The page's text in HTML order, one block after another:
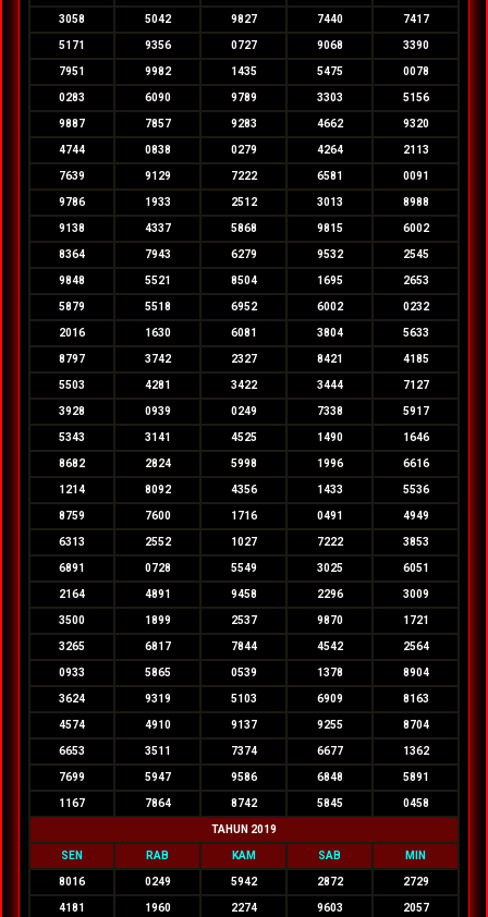
3058 5042 9827 7440 7417
5171 9356 0727 9068 3390
7951 9982 1435 5475 0078
0283 6090 9789 3303 5156
9887 7857 9283 4662 9320
4744 0838 0279 4264 2113
7639 9129 7222 6581 0091
9786 1933 2512 3013 8988
9138 4337 5868 9815 6002
8364 7943 6279 9532 2545
9848 5521 8504 1695 2653
5879 5518 6952 6002 0232
2016 1630 6081 3804 5633
8797 3742 2327 8421 4185
5503 4281 3422 3444 7127
3928 0939 0249 7338 5917
5343 3141 4525 1490 1646
8682 2824 5998 1996 6616
1214 8092 4356 1433 5536
8759 7600 1716 0491 4949
6313 2552 1027 7222 3853
6891 0728 5549 3025 6051
2164 4891 9458 2296 3009
3500 1899 2537 9870 1721
3265 6817 7844 4542 2564
0933 5865 0539 1378 8904
3624 9319 5103 6909 8163
4574 4910 9137 9255 8704
6653 3511 7374 6677 1362
7699 5947 9586 6848 5891
1167 7864 8742 5845 0458
TAHUN 2019
SEN RAB KAM SAB MIN
8016 0249 5942 2872 2729
4181 1960 2274 9603 2057